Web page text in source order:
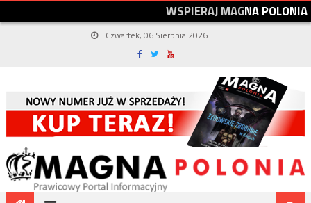
WSPIERAJMAGNAPOLONIA
Czwartek, 06 Sierpnia 2026